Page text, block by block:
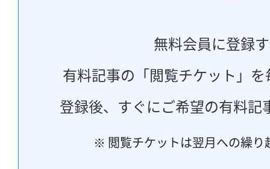
無料会員に登録
有料記事の「閲覧チケット」
登録後、すぐにご希望の有料記
※ 閲覧チケットは翌月への繰り